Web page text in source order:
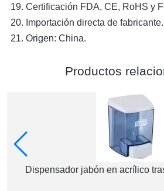
Certificación FDA, CE, RoHS y
Importación directa de fabricante.
Origen: China.
Productos
Dispensador jabón en acrílico